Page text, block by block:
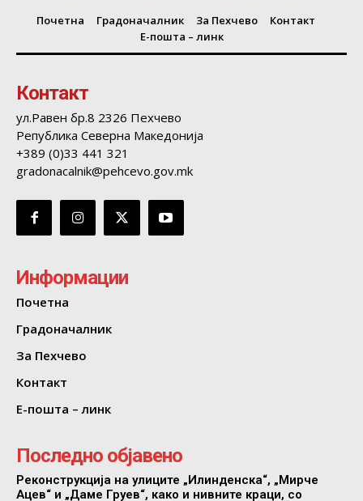
Почетна Градоначалник За Пехчево
Контакт
Е-пошта – линк
Контакт
ул.Равен бр.8 2326 Пехчево
Република Северна Македонија
+389 (0)33 441 321
gradonacalnik@pehcevo.gov.mk
Информации
Почетна
Градоначалник
За Пехчево
Контакт
Е-пошта – линк
Последно објавено
Реконструкција на улиците „Илинденска“, „Мирче
Ацев“ и „Даме Груев“, како и нивните краци, со